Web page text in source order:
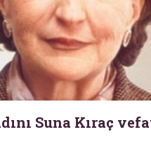
Suna Kıraç